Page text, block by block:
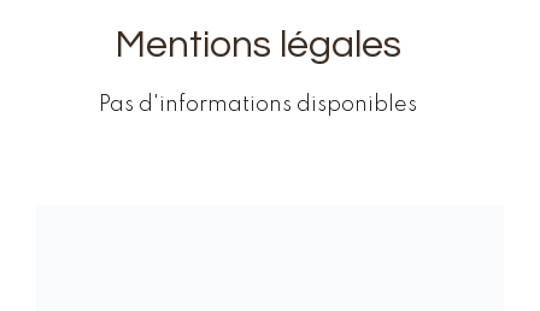
Mentions légales
Pas d'informations disponibles